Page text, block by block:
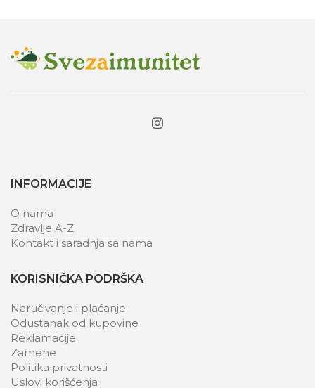
INFORMACIJE
O nama
Zdravlje A-Z
Kontakt i saradnja sa nama
KORISNIČKA PODRŠKA
Naručivanje i plaćanje
Odustanak od kupovine
Reklamacije
Zamene
Politika privatnosti
Uslovi korišćenja